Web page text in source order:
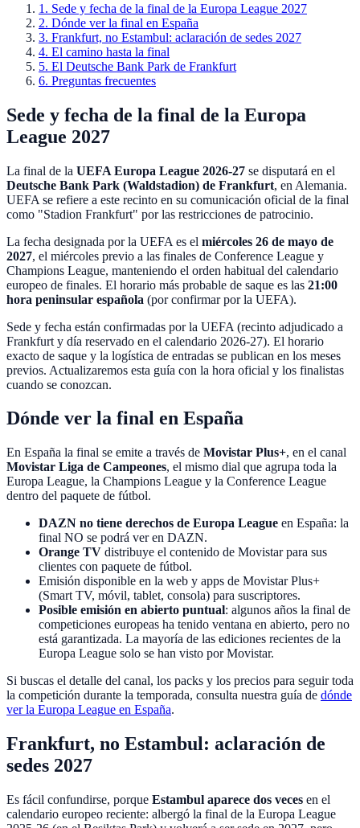
1 . Sede y fecha de la final de la Europa League 2027
2. Dónde ver la final en España
3. Frankfurt, no Estambul: aclaración de sedes 2027
4. El camino hasta la final
5. El Deutsche Bank Park de Frankfurt
6. Preguntas frecuentes
Sede y fecha de la final de la Europa
League 2027
La final de la UEFA Europa League 2026-27 se disputará en el
Deutsche Bank Park (Waldstadion) de Frankfurt, en Alemania.
UEFA se refiere a este recinto en su comunicación oficial de la final
como "Stadion Frankfurt" por las restricciones de patrocinio.
La fecha designada por la UEFA es el miércoles 26 de mayo de
2027, el miércoles previo a las finales de Conference League y
Champions League, manteniendo el orden habitual del calendario
europeo de finales. El horario más probable de saque es las 21:00
hora peninsular española (por confirmar por la UEFA).
Sede y fecha están confirmadas por la UEFA (recinto adjudicado a
Frankfurt y día reservado en el calendario 2026-27). El horario
exacto de saque y la logística de entradas se publican en los meses
previos. Actualizaremos esta guía con la hora oficial y los finalistas
cuando se conozcan.
Dónde ver la final en España
En España la final se emite a través de Movistar Plus+, en el canal
Movistar Liga de Campeones, el mismo dial que agrupa toda la
Europa League, la Champions League y la Conference League
dentro del paquete de fútbol.
DAZN no tiene derechos de Europa League en España: la
final NO se podrá ver en DAZN.
Orange TV distribuye el contenido de Movistar para sus
clientes con paquete de fútbol.
Emisión disponible en la web y apps de Movistar Plus+
(Smart TV, móvil, tablet, consola) para suscriptores.
Posible emisión en abierto puntual: algunos años la final de
competiciones europeas ha tenido ventana en abierto, pero no
está garantizada. La mayoría de las ediciones recientes de la
Europa League solo se han visto por Movistar.
Si buscas el detalle del canal, los packs y los precios para seguir toda
la competición durante la temporada, consulta nuestra guía de dónde
ver la Europa League en España.
Frankfurt, no Estambul: aclaración de
sedes 2027
Es fácil confundirse, porque Estambul aparece dos veces en el
calendario europeo reciente: albergó la final de la Europa League